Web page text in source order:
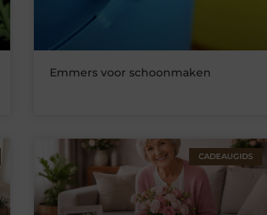
Emmers voor schoonmaken
CADEAUGIDS